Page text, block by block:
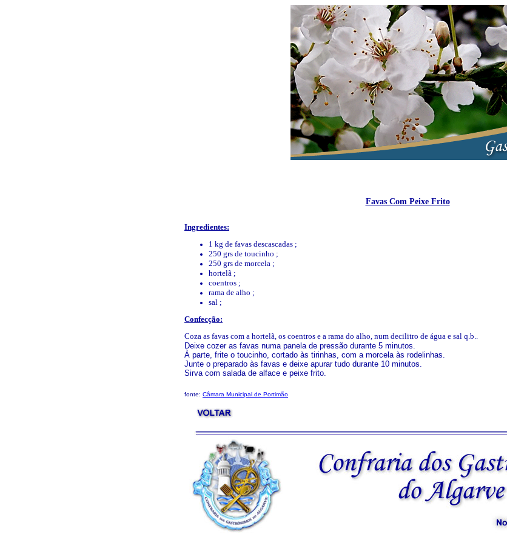
Favas Com Peixe Frito
Ingredientes:
1 kg de favas descascadas ;
250 grs de toucinho ;
250 grs de morcela ;
hortelã ;
coentros ;
rama de alho ;
sal ;
Confecção:
Coza as favas com a hortelã, os coentros e a rama do alho, num decilitro de água e sal q.b..
Deixe cozer as favas numa panela de pressão durante 5 minutos.
À parte, frite o toucinho, cortado às tirinhas, com a morcela às rodelinhas.
Junte o preparado às favas e deixe apurar tudo durante 10 minutos.
Sirva com salada de alface e peixe frito.
fonte: Câmara Municipal de Portimão